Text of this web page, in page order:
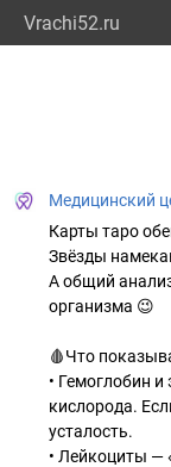
Vrachi52.ru
Медицинский
Карты таро
Звёзды
А общий
организма 😉
🩸Что
• Гемоглобин
кислорода.
усталость.
• Лейкоциты —